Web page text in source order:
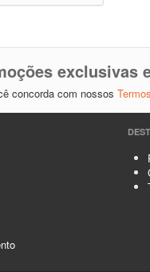
exclusivas
concorda com nossos